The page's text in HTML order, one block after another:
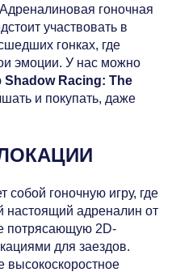
гоночная
участвовать в
гонках, где
эмоции. У нас можно
Shadow Racing: The
и покупать, даже
собой гоночную игру, где
настоящий адреналин от
потрясающую 2D-
для заездов.
высокоскоростное